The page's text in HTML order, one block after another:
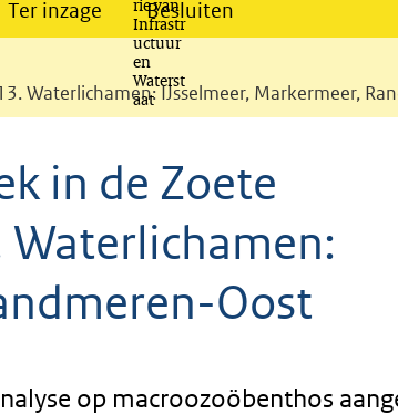
Ter inzage Besluiten
Waterlichamen: IJsselmeer, Markermeer,
in de Zoete
Waterlichamen:
Oost
op macroozoöbenthos